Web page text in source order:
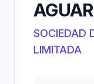
SOCIEDAD
LIMITADA